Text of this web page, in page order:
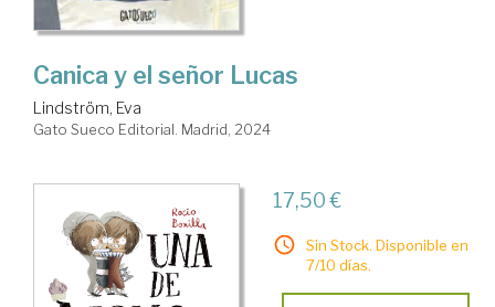
Canica y el señor Lucas
Lindström, Eva
Gato Sueco Editorial. Madrid, 2024
17,50 €
Sin Stock. Disponible en
7/10 días.